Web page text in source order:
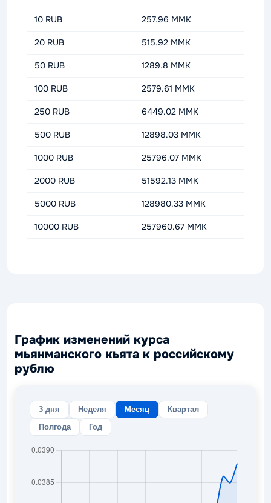
10 RUB 257.96 MMK
20 RUB 515.92 MMK
50 RUB 1289.8 MMK
100 RUB 2579.61 MMK
250 RUB 6449.02 MMK
500 RUB 12898.03 MMK
1000 RUB 25796.07 MMK
2000 RUB 51592.13 MMK
5000 RUB 128980.33 MMK
10000 RUB 257960.67 MMK
График изменений курса
мьянманского кьята к российскому
рублю
3 дня Неделя Месяц
Квартал
Полгода
Год